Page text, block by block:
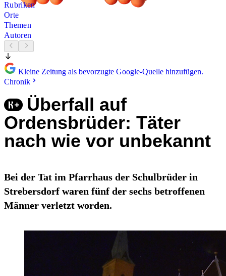
Rubriken
Orte
Themen
Autoren
Kleine Zeitung als bevorzugte Google-Quelle hinzufügen.
Chronik
Überfall auf
Ordensbrüder: Täter
nach wie vor unbekannt
Bei der Tat im Pfarrhaus der Schulbrüder in
Strebersdorf waren fünf der sechs betroffenen
Männer verletzt worden.